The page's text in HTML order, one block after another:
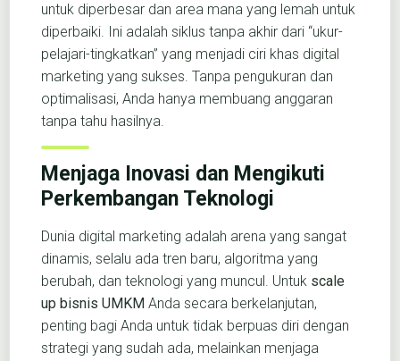
untuk diperbesar dan area mana yang lemah untuk
diperbaiki. Ini adalah siklus tanpa akhir dari “ukur-
pelajari-tingkatkan” yang menjadi ciri khas digital
marketing yang sukses. Tanpa pengukuran dan
optimalisasi, Anda hanya membuang anggaran
tanpa tahu hasilnya.
Menjaga Inovasi dan Mengikuti
Perkembangan Teknologi
Dunia digital marketing adalah arena yang sangat
dinamis, selalu ada tren baru, algoritma yang
berubah, dan teknologi yang muncul. Untuk scale
up bisnis UMKM Anda secara berkelanjutan,
penting bagi Anda untuk tidak berpuas diri dengan
strategi yang sudah ada, melainkan menjaga